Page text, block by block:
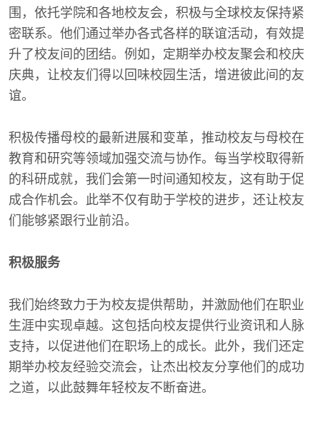
围，依托学院和各地校友会，积极与全球校友保持紧
密联系。他们通过举办各式各样的联谊活动，有效提
升了校友间的团结。例如，定期举办校友聚会和校庆
庆典，让校友们得以回味校园生活，增进彼此间的友
谊。
积极传播母校的最新进展和变革，推动校友与母校在
教育和研究等领域加强交流与协作。每当学校取得新
的科研成就，我们会第一时间通知校友，这有助于促
成合作机会。此举不仅有助于学校的进步，还让校友
们能够紧跟行业前沿。
积极服务
我们始终致力于为校友提供帮助，并激励他们在职业
生涯中实现卓越。这包括向校友提供行业资讯和人脉
支持，以促进他们在职场上的成长。此外，我们还定
期举办校友经验交流会，让杰出校友分享他们的成功
之道，以此鼓舞年轻校友不断奋进。